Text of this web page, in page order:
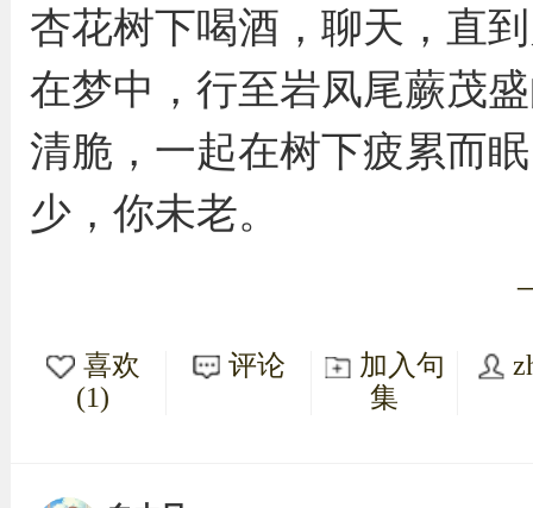
杏花树下喝酒，聊天，直
在梦中，行至岩凤尾蕨茂
清脆，一起在树下疲累而
少，你未老。
喜欢
(1)
评论
加入句
集